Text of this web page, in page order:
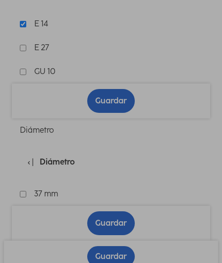
E 14
E 27
GU 10
Guardar
Diámetro
Diámetro
37 mm
Guardar
Guardar